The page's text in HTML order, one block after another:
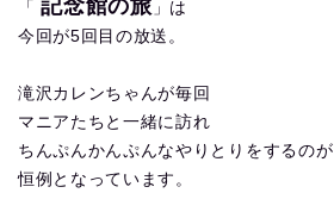
「記念館の旅 」は
今回が5回目の放送。
滝沢カレンちゃんが毎回
マニアたちと一緒に訪れ
ちんぷんかんぷんなやりとりをするのが
恒例となっています。